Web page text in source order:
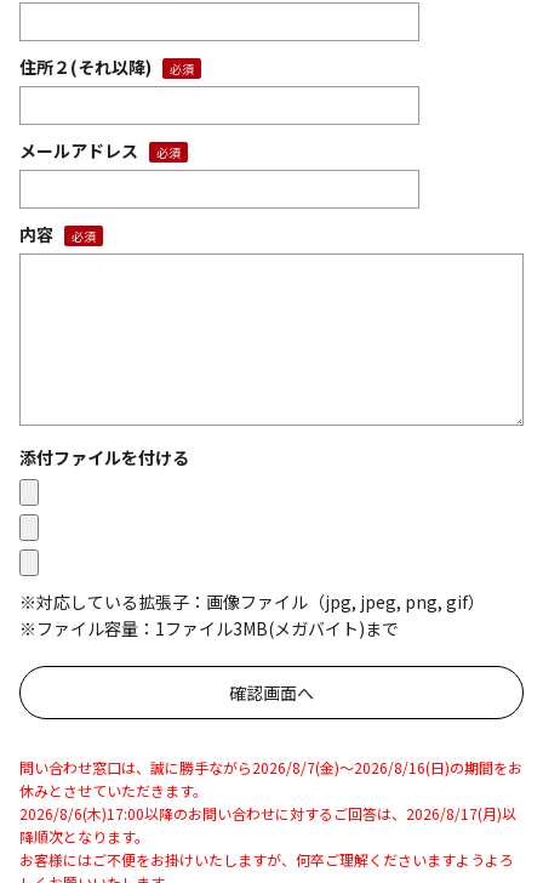
住所２(それ以降)
メールアドレス
内容
添付ファイルを付ける
※対応している拡張子：画像ファイル（jpg, jpeg, png, gif）
※ファイル容量：1ファイル3MB(メガバイト)まで
問い合わせ窓口は、誠に勝手ながら2026/8/7(金)～2026/8/16(日)の期間をお
休みとさせていただきます。
2026/8/6(木)17:00以降のお問い合わせに対するご回答は、2026/8/17(月)以
降順次となります。
お客様にはご不便をお掛けいたしますが、何卒ご理解くださいますようよろ